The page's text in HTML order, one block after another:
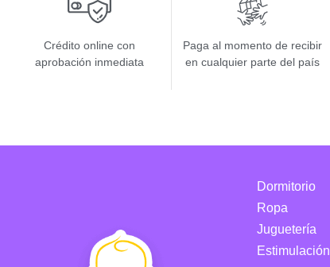
Crédito online con
aprobación inmediata
Paga al momento de recibir
en cualquier parte del país
Dormitorio
Ropa
Juguetería
Estimulación